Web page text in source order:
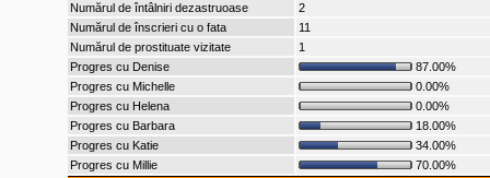
Numărul de întâlniri dezastruoase
2
Numărul de înscrieri cu o fata
11
Numărul de prostituate vizitate
1
Progres cu Denise
87.00%
Progres cu Michelle
0.00%
Progres cu Helena
0.00%
Progres cu Barbara
18.00%
Progres cu Katie
34.00%
Progres cu Millie
70.00%